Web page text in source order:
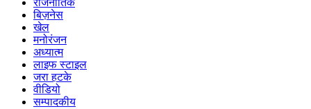
राजनीतिक
बिज़नेस
खेल
मनोरंजन
अध्यात्म
लाइफ स्टाइल
जरा हटके
वीडियो
सम्पादकीय